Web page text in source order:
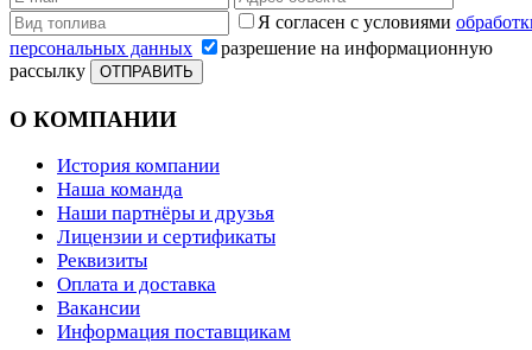
Я согласен с условиями
персональных данных
разрешение на информационную
рассылку
ОТПРАВИТЬ
О КОМПАНИИ
История компании
Наша команда
Наши партнёры и друзья
Лицензии и сертификаты
Реквизиты
Оплата и доставка
Вакансии
Информация поставщикам